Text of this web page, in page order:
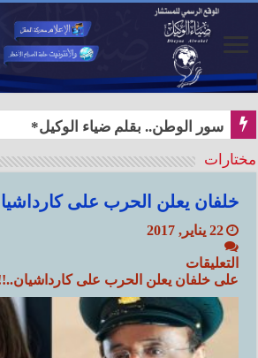
سور الوطن.. بقلم ضياء الوكيل*
مختارات
خلفان يعلن الحرب على
22 يناير, 2017
التعليقات
على خلفان يعلن الحرب على